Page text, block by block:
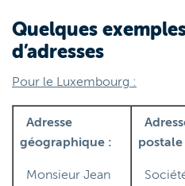
Quelques
d’adresses
Pour le Luxembourg :
Adresse
géographique :
Monsieur Jean
postale